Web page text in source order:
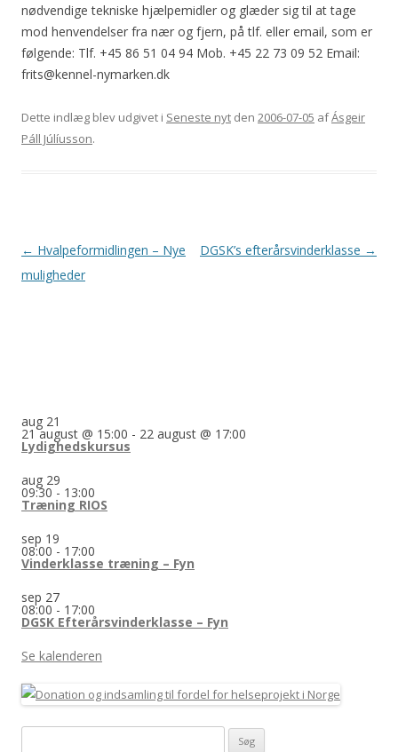
nødvendige tekniske hjælpemidler og glæder sig til at tage
mod henvendelser fra nær og fjern, på tlf. eller email, som er
følgende: Tlf. +45 86 51 04 94 Mob. +45 22 73 09 52 Email:
frits@kennel-nymarken.dk
Dette indlæg blev udgivet i Seneste nyt den 2006-07-05 afÁsgeir
Páll Júlíusson.
Indlægsnavigation
← Hvalpeformidlingen – Nye
muligheder
DGSK’s efterårsvinderklasse →
aug 21
21 august @ 15:00 - 22 august @ 17:00
Lydighedskursus
aug 29
09:30 - 13:00
Træning RIOS
sep 19
08:00 - 17:00
Vinderklasse træning – Fyn
sep 27
08:00 - 17:00
DGSK Efterårsvinderklasse – Fyn
Se kalenderen